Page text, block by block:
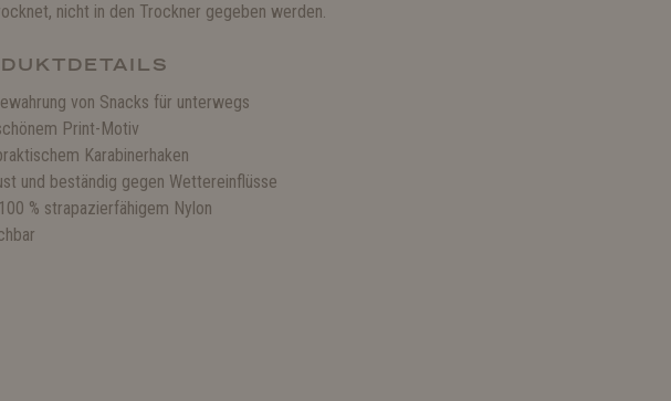
nicht in den Trockner gegeben werden.
von Snacks für unterwegs
Print-Motiv
Karabinerhaken
und beständig gegen Wettereinflüsse
% strapazierfähigem Nylon